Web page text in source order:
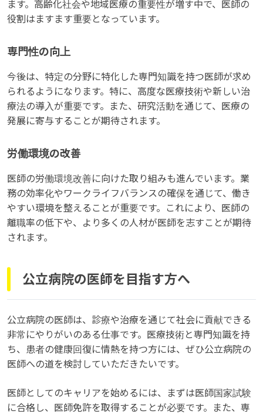
ます。高齢化社会や地域医療の重要性が増す中で、医師の
役割はますます重要となっています。
専門性の向上
今後は、特定の分野に特化した専門知識を持つ医師が求め
られるようになります。特に、高度な医療技術や新しい治
療法の導入が重要です。また、研究活動を通じて、医療の
発展に寄与することが期待されます。
労働環境の改善
医師の労働環境改善に向けた取り組みも進んでいます。業
務の効率化やワークライフバランスの確保を通じて、働き
やすい環境を整えることが重要です。これにより、医師の
離職率の低下や、より多くの人材が医師を志すことが期待
されます。
公立病院の医師を目指す方へ
公立病院の医師は、診療や治療を通じて社会に貢献できる
非常にやりがいのある仕事です。医療技術と専門知識を持
ち、患者の健康回復に情熱を持つ方には、ぜひ公立病院の
医師への道を検討していただきたいです。
医師としてのキャリアを始めるには、まずは医師国家試験
に合格し、医師免許を取得することが必要です。また、専